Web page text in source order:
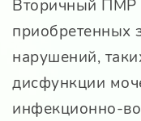
Вторичный ПМР
приобретенных
нарушений,
дисфункции
инфекционно-